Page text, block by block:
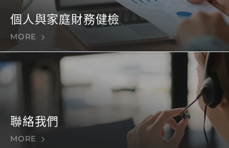
個人與家庭財務健檢
MORE
聯絡我們
MORE